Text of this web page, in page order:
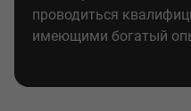
проводиться
имеющими богатый